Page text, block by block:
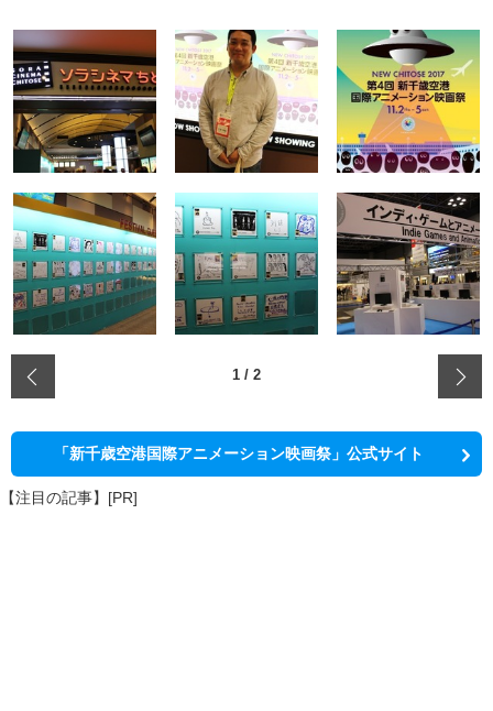
1 / 2
「新千歳空港国際アニメーション映画祭」公式サイト
【注目の記事】[PR]